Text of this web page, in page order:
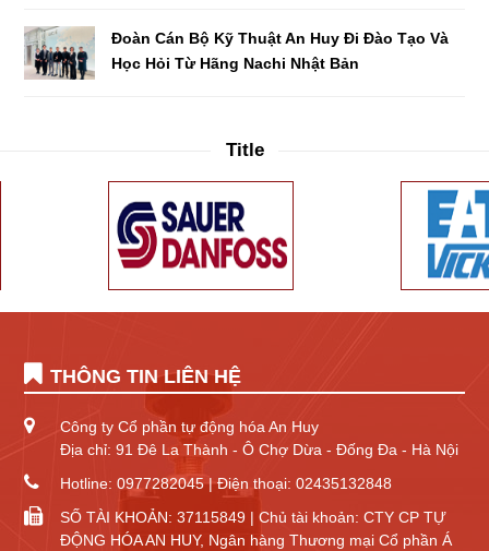
Đoàn Cán Bộ Kỹ Thuật An Huy Đi Đào Tạo Và
Học Hỏi Từ Hãng Nachi Nhật Bản
Title
THÔNG TIN LIÊN HỆ
Công ty Cổ phần tự động hóa An Huy
Địa chỉ: 91 Đê La Thành - Ô Chợ Dừa - Đống Đa - Hà Nội
Hotline: 0977282045 | Điện thoại: 02435132848
SỐ TÀI KHOẢN: 37115849 | Chủ tài khoản: CTY CP TỰ
ĐỘNG HÓA AN HUY, Ngân hàng Thương mại Cổ phần Á